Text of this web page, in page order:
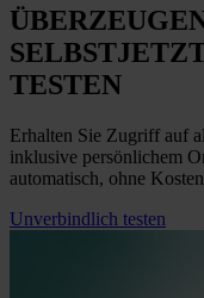
SELBST
TESTEN
Erhalten Sie Zugriff auf
inklusive persönlichem
automatisch, ohne
Unverbindlich testen